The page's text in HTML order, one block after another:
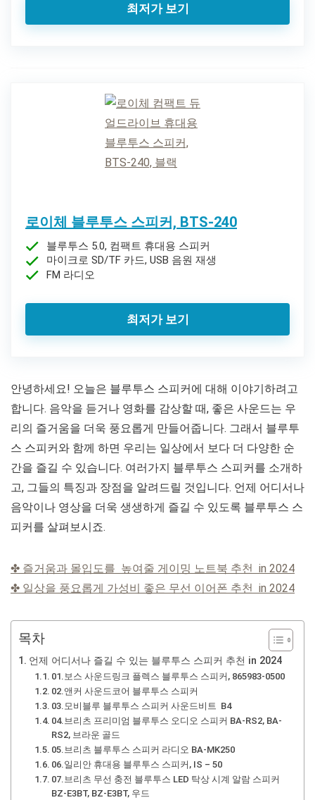
최저가 보기
로이체 블루투스 스피커, BTS-240
블루투스 5.0, 컴팩트 휴대용 스피커
마이크로 SD/TF 카드, USB 음원 재생
FM 라디오
최저가 보기
안녕하세요! 오늘은 블루투스 스피커에 대해 이야기하려고
합니다. 음악을 듣거나 영화를 감상할 때, 좋은 사운드는 우
리의 즐거움을 더욱 풍요롭게 만들어줍니다. 그래서 블루투
스 스피커와 함께 하면 우리는 일상에서 보다 더 다양한 순
간을 즐길 수 있습니다. 여러가지 블루투스 스피커를 소개하
고, 그들의 특징과 장점을 알려드릴 것입니다. 언제 어디서나
음악이나 영상을 더욱 생생하게 즐길 수 있도록 블루투스 스
피커를 살펴보시죠.
✤ 즐거움과 몰입도를 높여줄 게이밍 노트북 추천 in 2024
✤ 일상을 풍요롭게 가성비 좋은 무선 이어폰 추천 in 2024
목차
언제 어디서나 즐길 수 있는 블루투스 스피커 추천 in 2024
01.보스 사운드링크 플렉스 블루투스 스피커, 865983-0500
02.앤커 사운드코어 블루투스 스피커
03.모비블루 블루투스 스피커 사운드비트 B4
04.브리츠 프리미엄 블루투스 오디오 스피커 BA-RS2, BA-
RS2, 브라운 골드
05.브리츠 블루투스 스피커 라디오 BA-MK250
06.일리안 휴대용 블루투스 스피커, IS – 50
07.브리츠 무선 충전 블루투스 LED 탁상 시계 알람 스피커
BZ-E3BT, BZ-E3BT, 우드